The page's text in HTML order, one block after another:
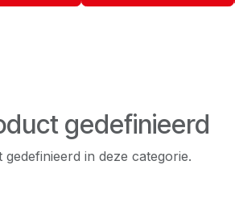
gedefinieerd
in deze categorie.